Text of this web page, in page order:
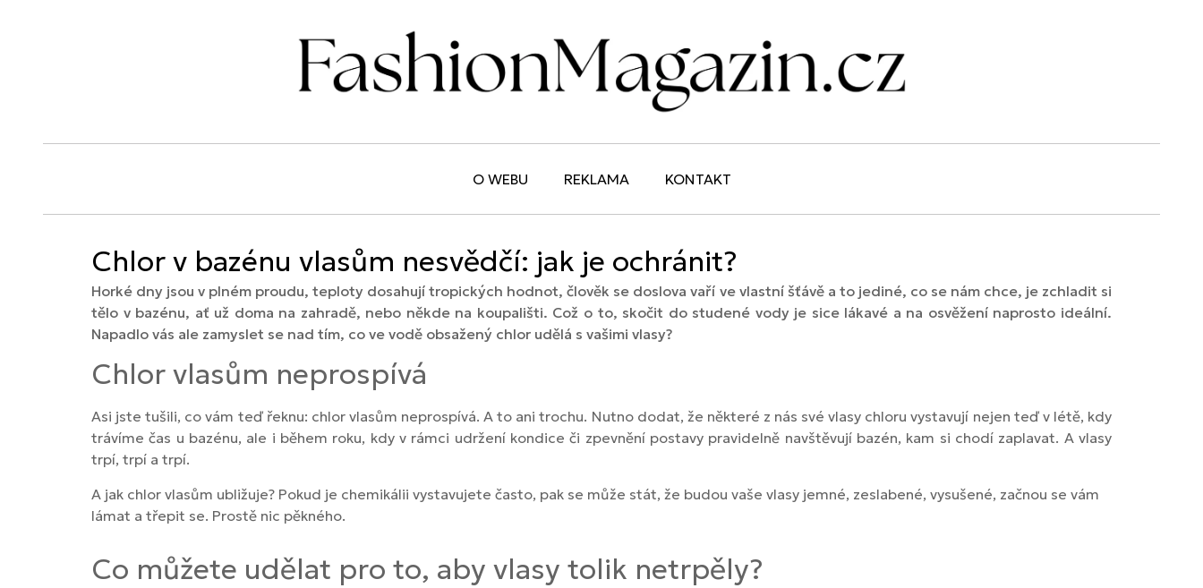
O WEBU REKLAMA KONTAKT
Chlor v bazénu vlasům nesvědčí: jak je ochránit?
Horké dny jsou v plném proudu, teploty dosahují tropických hodnot, člověk se doslova vaří ve vlastní šťávě a to jediné, co se nám chce, je zchladit si
tělo v bazénu, ať už doma na zahradě, nebo někde na koupališti. Což o to, skočit do studené vody je sice lákavé a na osvěžení naprosto ideální.
Napadlo vás ale zamyslet se nad tím, co ve vodě obsažený chlor udělá s vašimi vlasy?
Chlor vlasům neprospívá
Asi jste tušili, co vám teď řeknu: chlor vlasům neprospívá. A to ani trochu. Nutno dodat, že některé z nás své vlasy chloru vystavují nejen teď v létě, kdy
trávíme čas u bazénu, ale i během roku, kdy v rámci udržení kondice či zpevnění postavy pravidelně navštěvují bazén, kam si chodí zaplavat. A vlasy
trpí, trpí a trpí.
A jak chlor vlasům ubližuje? Pokud je chemikálii vystavujete často, pak se může stát, že budou vaše vlasy jemné, zeslabené, vysušené, začnou se vám
lámat a třepit se. Prostě nic pěkného.
Co můžete udělat pro to, aby vlasy tolik netrpěly?